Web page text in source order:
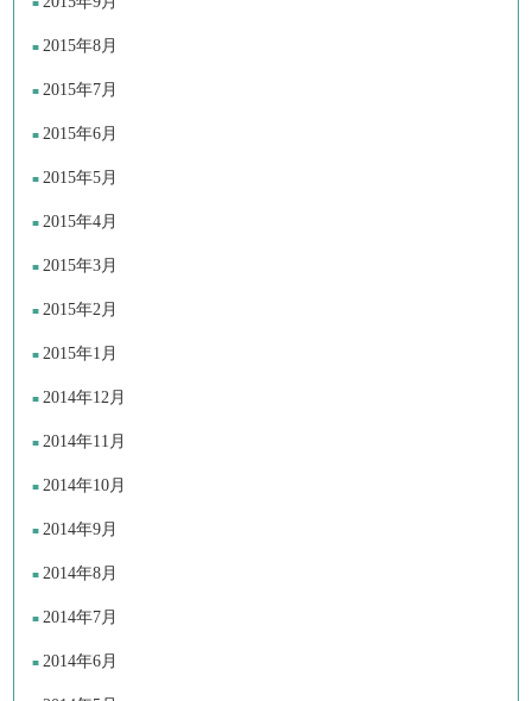
2015年8月
2015年7月
2015年6月
2015年5月
2015年4月
2015年3月
2015年2月
2015年1月
2014年12月
2014年11月
2014年10月
2014年9月
2014年8月
2014年7月
2014年6月